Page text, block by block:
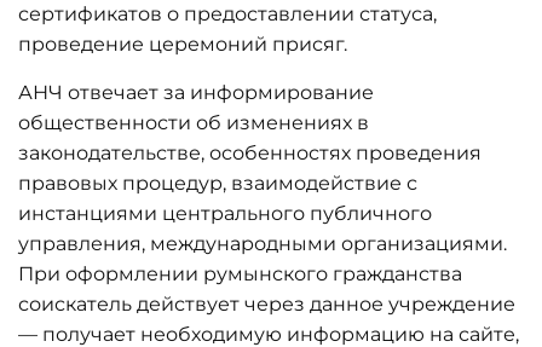
сертификатов о предоставлении статуса,
проведение церемоний присяг.
АНЧ отвечает за информирование
общественности об изменениях в
законодательстве, особенностях проведения
правовых процедур, взаимодействие с
инстанциями центрального публичного
управления, международными организациями.
При оформлении румынского гражданства
соискатель действует через данное учреждение
— получает необходимую информацию на сайте,